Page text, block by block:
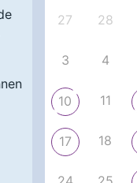
27 28
3 4
10 11
17 18